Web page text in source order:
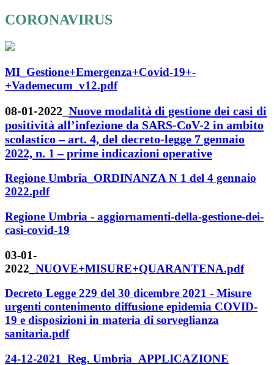
CORONAVIRUS
MI_Gestione+Emergenza+Covid-19+-
+Vademecum_v12.pdf
08-01-2022_ Nuove modalità di gestione dei casi di
positività all’infezione da SARS-CoV-2 in ambito
scolastico – art. 4, del decreto-legge 7 gennaio
2022, n. 1 – prime indicazioni operative
Regione Umbria_ORDINANZA N 1 del 4 gennaio
2022.pdf
Regione Umbria - aggiornamenti-della-gestione-dei-
casi-covid-19
03-01-
2022_ NUOVE+MISURE+QUARANTENA.pdf
Decreto Legge 229 del 30 dicembre 2021 - Misure
urgenti contenimento diffusione epidemia COVID-
19 e disposizioni in materia di sorveglianza
sanitaria.pdf
24-12-2021_Reg. Umbria_APPLICAZIONE